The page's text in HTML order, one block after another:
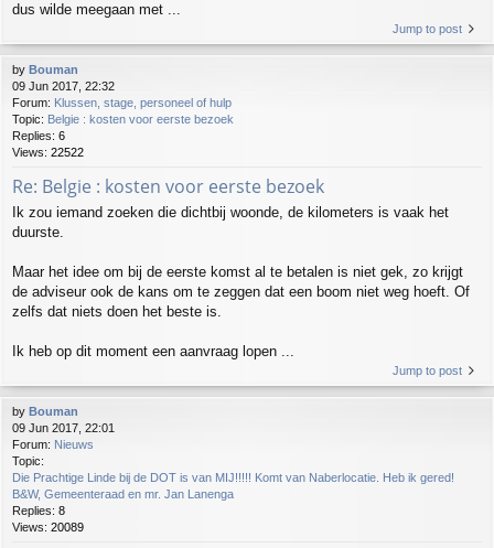
dus wilde meegaan met ...
Jump to post
by Bouman
09 Jun 2017, 22:32
Forum: Klussen, stage, personeel of hulp
Topic: Belgie : kosten voor eerste bezoek
Replies: 6
Views: 22522
Re: Belgie : kosten voor eerste bezoek
Ik zou iemand zoeken die dichtbij woonde, de kilometers is vaak het
duurste.
Maar het idee om bij de eerste komst al te betalen is niet gek, zo krijgt
de adviseur ook de kans om te zeggen dat een boom niet weg hoeft. Of
zelfs dat niets doen het beste is.
Ik heb op dit moment een aanvraag lopen ...
Jump to post
by Bouman
09 Jun 2017, 22:01
Forum: Nieuws
Topic:
Die Prachtige Linde bij de DOT is van MIJ!!!!! Komt van Naberlocatie. Heb ik gered!
B&W, Gemeenteraad en mr. Jan Lanenga
Replies: 8
Views: 20089